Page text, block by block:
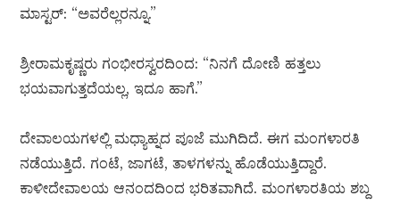
ಮಾಸ್ಟರ್: “ಅವರೆಲ್ಲರನ್ನೂ.”
ಶ್ರೀರಾಮಕೃಷ್ಣರು ಗಂಭೀರಸ್ವರದಿಂದ: “ನಿನಗೆ ದೋಣಿ ಹತ್ತಲು
ಭಯವಾಗುತ್ತದೆಯಲ್ಲ, ಇದೂ ಹಾಗೆ.”
ದೇವಾಲಯಗಳಲ್ಲಿ ಮಧ್ಯಾಹ್ನದ ಪೂಜೆ ಮುಗಿದಿದೆ. ಈಗ ಮಂಗಳಾರತಿ
ನಡೆಯುತ್ತಿದೆ. ಗಂಟೆ, ಜಾಗಟೆ, ತಾಳಗಳನ್ನು ಹೊಡೆಯುತ್ತಿದ್ದಾರೆ.
ಕಾಳೀದೇವಾಲಯ ಆನಂದದಿಂದ ಭರಿತವಾಗಿದೆ. ಮಂಗಳಾರತಿಯ ಶಬ್ದ